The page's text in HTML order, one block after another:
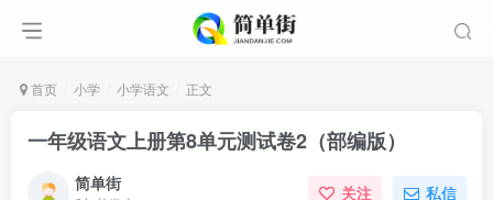
首页 小学 小学语文 正文
一年级语文上册第8单元测试卷2（部编版）
简单街 关注 私信